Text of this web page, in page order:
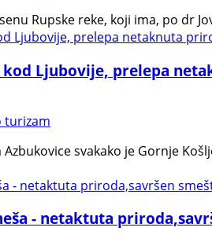
Rupske reke, koji ima, po dr
kod Ljubovije, prelepa
turizam
Azbukovice svakako je Gornje
- netaktuta